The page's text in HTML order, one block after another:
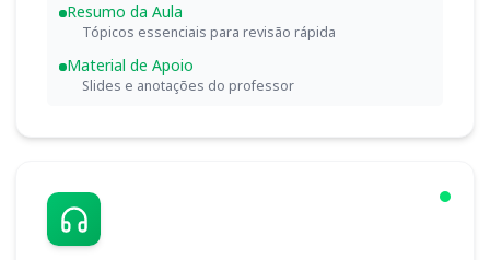
Resumo da Aula
Tópicos essenciais para revisão rápida
Material de Apoio
Slides e anotações do professor